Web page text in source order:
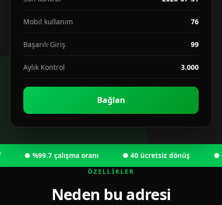
Mobil kullanım 76
Başarılı Giriş 99
Aylık Kontrol 3.000
Bağlan
● %99.7 çalışma oranı ● 40 ücretsiz dönüş ●
ÖZELLIKLER
Neden bu adresi